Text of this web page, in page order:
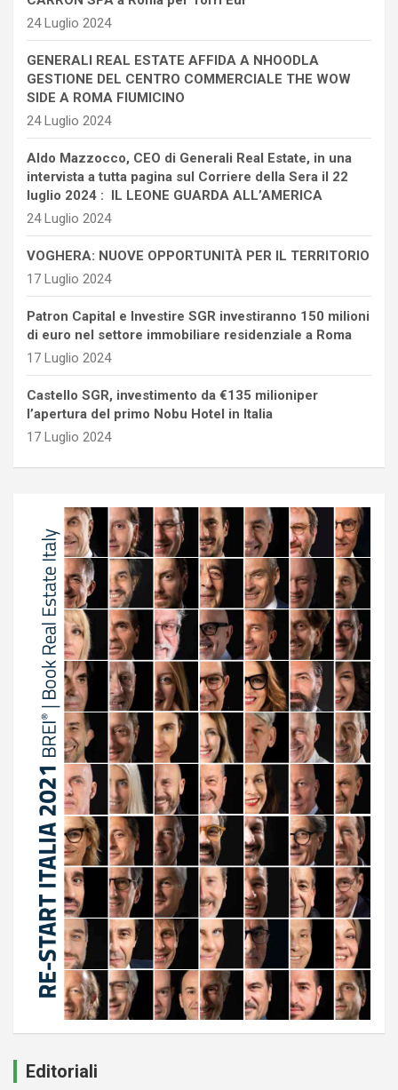
24 Luglio 2024
GENERALI REAL ESTATE AFFIDA A NHOODLA
GESTIONE DEL CENTRO COMMERCIALE THE WOW
SIDE A ROMA FIUMICINO
24 Luglio 2024
Aldo Mazzocco, CEO di Generali Real Estate, in una
intervista a tutta pagina sul Corriere della Sera il 22
luglio 2024 : IL LEONE GUARDA ALL’AMERICA
24 Luglio 2024
VOGHERA: NUOVE OPPORTUNITÀ PER IL TERRITORIO
17 Luglio 2024
Patron Capital e Investire SGR investiranno 150 milioni
di euro nel settore immobiliare residenziale a Roma
17 Luglio 2024
Castello SGR, investimento da €135 milioniper
l’apertura del primo Nobu Hotel in Italia
17 Luglio 2024
Editoriali